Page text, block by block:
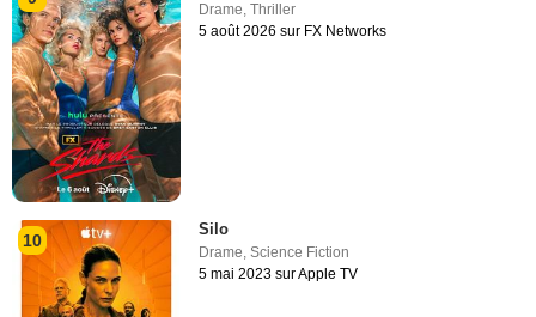
Drame,Thriller
5 août 2026 sur FX Networks
10
Silo
Drame,Science Fiction
5 mai 2023 sur Apple TV